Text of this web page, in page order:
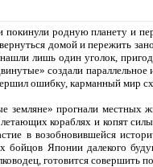
покинули родную планету и
домой и пережить
лишь один уголок,
создали
ошибку, карманный мир
земляне» прогнали местных
кораблях и копят
в возобновившейся
бойцов Японии далекого
готовится совершить